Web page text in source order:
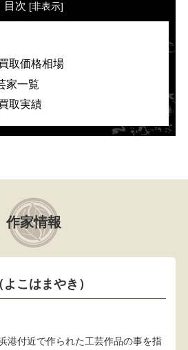
目次 [非表示]
取価格相場
家一覧
取実績
作家情報
こはまやき）
港付近で作られた工芸作品の事を指